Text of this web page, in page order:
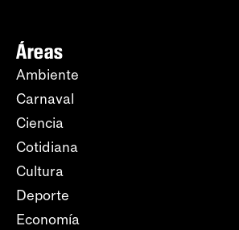
Áreas
Ambiente
Carnaval
Ciencia
Cotidiana
Cultura
Deporte
Economía